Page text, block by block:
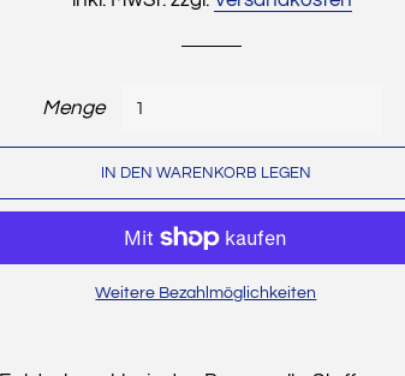
Sweat
Waffelpique
Menge
IN DEN WARENKORB LEGEN
Weitere Bezahlmöglichkeiten